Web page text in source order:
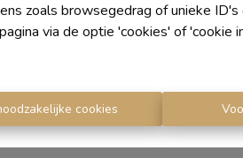
zoals browsegedrag of unieke
via de optie 'cookies' of 'cookie
cookies